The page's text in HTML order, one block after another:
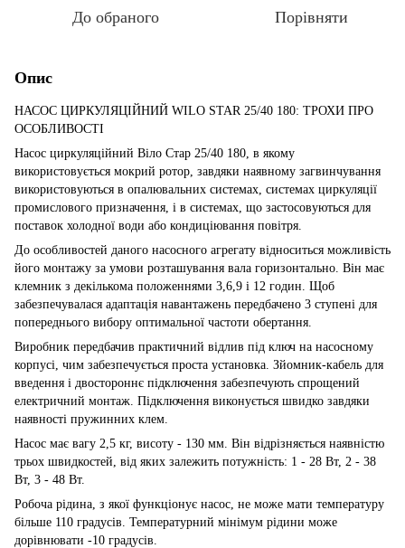
До обраного Порівняти
Опис
НАСОС ЦИРКУЛЯЦІЙНИЙ WILO STAR 25/40 180: ТРОХИ ПРО
ОСОБЛИВОСТІ
Насос циркуляційний Віло Стар 25/40 180, в якому
використовується мокрий ротор, завдяки наявному загвинчування
використовуються в опалювальних системах, системах циркуляції
промислового призначення, і в системах, що застосовуються для
поставок холодної води або кондиціювання повітря.
До особливостей даного насосного агрегату відноситься можливість
його монтажу за умови розташування вала горизонтально. Він має
клемник з декількома положеннями 3,6,9 і 12 годин. Щоб
забезпечувалася адаптація навантажень передбачено 3 ступені для
попереднього вибору оптимальної частоти обертання.
Виробник передбачив практичний відлив під ключ на насосному
корпусі, чим забезпечується проста установка. Зйомник-кабель для
введення і двостороннє підключення забезпечують спрощений
електричний монтаж. Підключення виконується швидко завдяки
наявності пружинних клем.
Насос має вагу 2,5 кг, висоту - 130 мм. Він відрізняється наявністю
трьох швидкостей, від яких залежить потужність: 1 - 28 Вт, 2 - 38
Вт, 3 - 48 Вт.
Робоча рідина, з якої функціонує насос, не може мати температуру
більше 110 градусів. Температурний мінімум рідини може
дорівнювати -10 градусів.